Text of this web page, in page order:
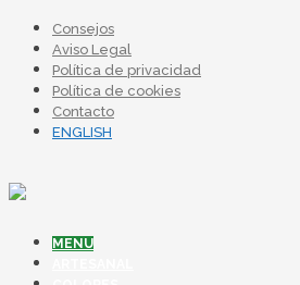
Consejos
Aviso Legal
Política de privacidad
Política de cookies
Contacto
ENGLISH
MENU